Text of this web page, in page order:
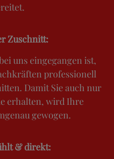
Zuschnitt:
uns eingegangen ist,
professionell
Damit Sie auch nur
erhalten, wird Ihre
gewogen.
& direkt: